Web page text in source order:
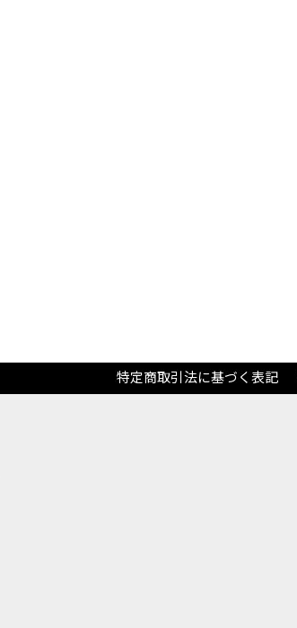
特定商取引法に基づく表記